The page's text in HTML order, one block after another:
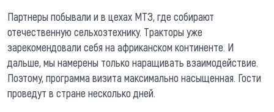
Партнеры побывали и в цехах МТЗ, где собирают
отечественную сельхозтехнику. Тракторы уже
зарекомендовали себя на африканском континенте. И
дальше, мы намерены только наращивать взаимодействие.
Поэтому, программа визита максимально насыщенная. Гости
проведут в стране несколько дней.